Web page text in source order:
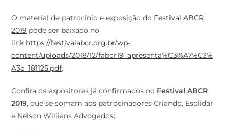
O material de patrocínio e exposição do Festival ABCR
2019 pode ser baixado no
link https://festivalabcr.org.br/wp-
content/uploads/2018/12/fabcr19_apresenta%C3%A7%C3%
A3o_181125.pdf.
Confira os expositores já confirmados no Festival ABCR
2019, que se somam aos patrocinadores Criando, Esolidar
e Nelson Willians Advogados: